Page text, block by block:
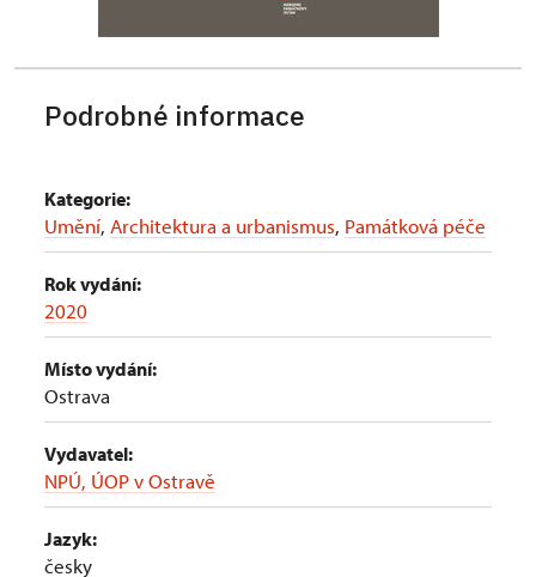
Podrobné informace
Kategorie:
Umění, Architektura a urbanismus, Památková péče
Rok vydání:
2020
Místo vydání:
Ostrava
Vydavatel:
NPÚ, ÚOP v Ostravě
Jazyk:
česky